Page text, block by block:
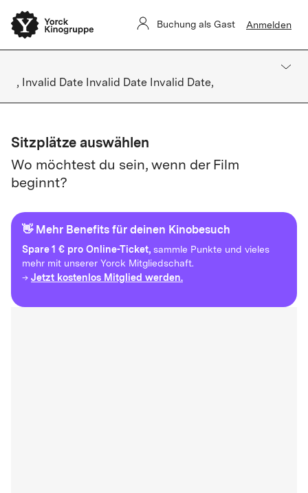
Buchung als Gast Anmelden
, Invalid Date Invalid Date Invalid Date,
Sitzplätze auswählen
Wo möchtest du sein, wenn der Film
beginnt?
👋 Mehr Benefits für deinen Kinobesuch
Spare1 € pro Online-Ticket, sammle Punkte und vieles
mehr mit unserer Yorck Mitgliedschaft.
→ Jetzt kostenlos Mitglied werden.